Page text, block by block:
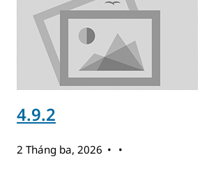
4.9.2
2 Tháng ba, 2026